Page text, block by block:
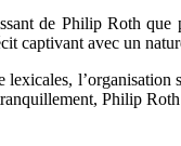
de Philip Roth
captivant avec un
Philip